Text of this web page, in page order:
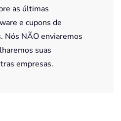
as últimas
e cupons de
Nós NÃO enviaremos
suas
empresas.